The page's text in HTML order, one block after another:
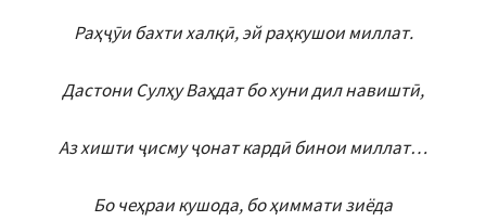
Раҳҷӯи бахти халқӣ, эй раҳкушои миллат.
Дастони Сулҳу Ваҳдат бо хуни дил навиштӣ,
Аз хишти ҷисму ҷонат кардӣ бинои миллат…
Бо чеҳраи кушода, бо ҳиммати зиёда